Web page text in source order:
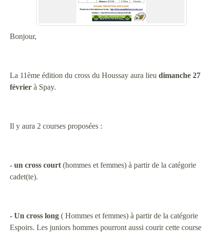
Bonjour,
La 11ème édition du cross du Houssay aura lieu dimanche 27
février à Spay.
Il y aura 2 courses proposées :
- un cross court (hommes et femmes) à partir de la catégorie
cadet(te).
- Un cross long ( Hommes et femmes) à partir de la catégorie
Espoirs. Les juniors hommes pourront aussi courir cette course